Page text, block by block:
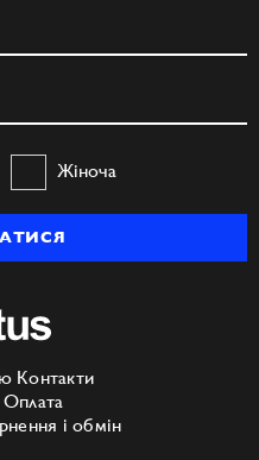
Жіноча
Контакти
Оплата
і обмін